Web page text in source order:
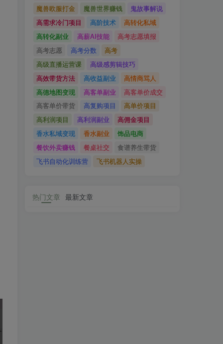
魔兽欧服打金
魔兽世界赚钱
鬼故事解说
高需求冷门项目
高阶技术
高转化私域
高转化副业
高薪AI技能
高考志愿填报
高考志愿
高考分数
高考
高级直播运营课
高级感剪辑技巧
高效带货方法
高收益副业
高情商骂人
高德地图变现
高客单副业
高客单价成交
高客单价带货
高复购项目
高单价项目
高利润项目
高利润副业
高佣金项目
香水私域变现
香水副业
饰品电商
餐饮外卖赚钱
餐桌社交
食谱养生带货
飞书自动化训练营
飞书机器人实操
热门文章 最新文章